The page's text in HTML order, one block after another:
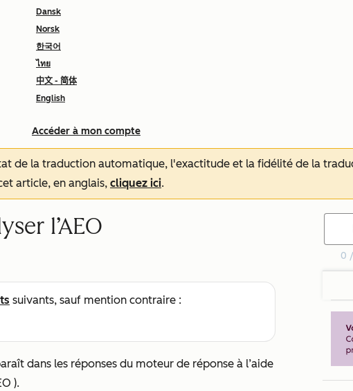
Dansk
Norsk
한국어
ไทย
中文 - 简体
English
Accéder à mon compte
de la traduction automatique, l'exactitude et la fidélité de la
article, en anglais, cliquez ici.
l’AEO
suivants, sauf mention contraire :
dans les réponses du moteur de réponse à l’aide
).
0